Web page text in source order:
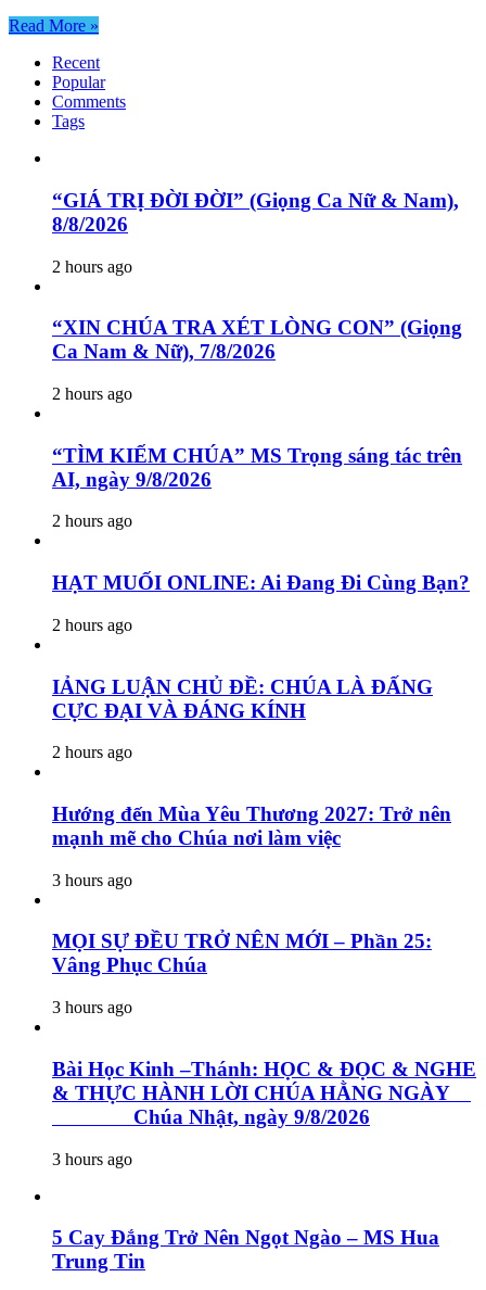
Read More »
Recent
Popular
Comments
Tags
“GIÁ TRỊ ĐỜI ĐỜI” (Giọng Ca Nữ & Nam),
8/8/2026
2 hours ago
“XIN CHÚA TRA XÉT LÒNG CON” (Giọng
Ca Nam & Nữ), 7/8/2026
2 hours ago
“TÌM KIẾM CHÚA” MS Trọng sáng tác trên
AI, ngày 9/8/2026
2 hours ago
HẠT MUỐI ONLINE: Ai Đang Đi Cùng Bạn?
2 hours ago
IẢNG LUẬN CHỦ ĐỀ: CHÚA LÀ ĐẤNG
CỰC ĐẠI VÀ ĐÁNG KÍNH
2 hours ago
Hướng đến Mùa Yêu Thương 2027: Trở nên
mạnh mẽ cho Chúa nơi làm việc
3 hours ago
MỌI SỰ ĐỀU TRỞ NÊN MỚI – Phần 25:
Vâng Phục Chúa
3 hours ago
Bài Học Kinh –Thánh: HỌC & ĐỌC & NGHE
& THỰC HÀNH LỜI CHÚA HẰNG NGÀY
Chúa Nhật, ngày 9/8/2026
3 hours ago
5 Cay Đắng Trở Nên Ngọt Ngào – MS Hua
Trung Tin